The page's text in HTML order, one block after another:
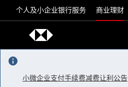
个人及小企业银行服务 商业理财
小微企业支付手续费减费让利公告